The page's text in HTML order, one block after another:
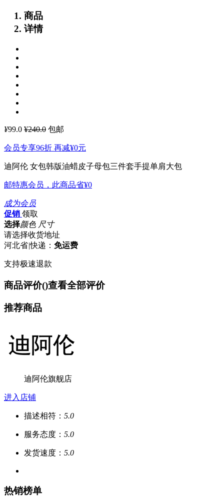
商品
详情
¥99.0 ¥240.0 包邮
会员专享96折 再减¥0元
迪阿伦 女包韩版油蜡皮子母包三件套手提单肩大包
邮特惠会员，此商品省¥0
成为会员
促销 领取
选择颜色 尺寸
请选择收货地址
河北省|快递： 免运费
支持极速退款
商品评价()查看全部评价
推荐商品
迪阿伦旗舰店
进入店铺
描述相符： 5.0
服务态度： 5.0
发货速度： 5.0
热销榜单